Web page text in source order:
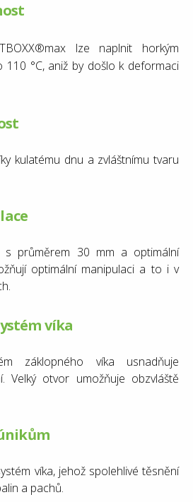
lze naplnit horkým
°C, aniž by došlo k deformaci
kulatému dnu a zvláštnímu tvaru
s průměrem 30 mm a optimální
optimální manipulaci a to i v
víka
záklopného víka usnadňuje
Velký otvor umožňuje obzvláště
víka, jehož spolehlivé těsnění
a pachů.